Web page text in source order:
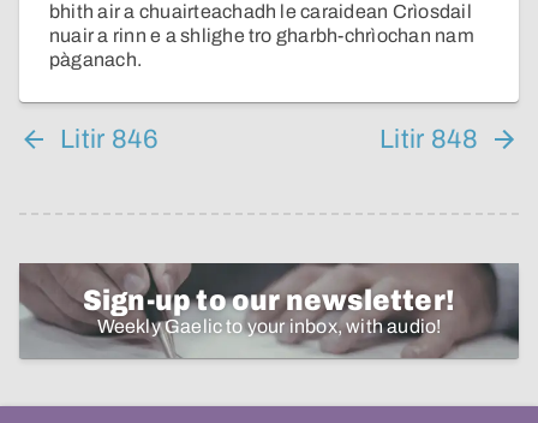
bhith air a chuairteachadh le caraidean Crìosdail
nuair a rinn e a shlighe tro gharbh-chrìochan nam
pàganach.
Litir 846 Litir 848
Sign-up to our newsletter!
Weekly Gaelic to your inbox, with audio!